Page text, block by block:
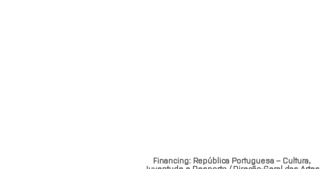
Financing: República Portuguesa – Cultura,